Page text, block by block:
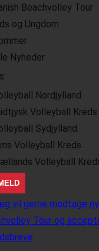
Beachvolley Tour
og Ungdom
Nyheder
Nordjylland
Volleyball Kreds
Sydjylland
Volleyball Kreds
Volleyball
vil gerne modtage
Tour og